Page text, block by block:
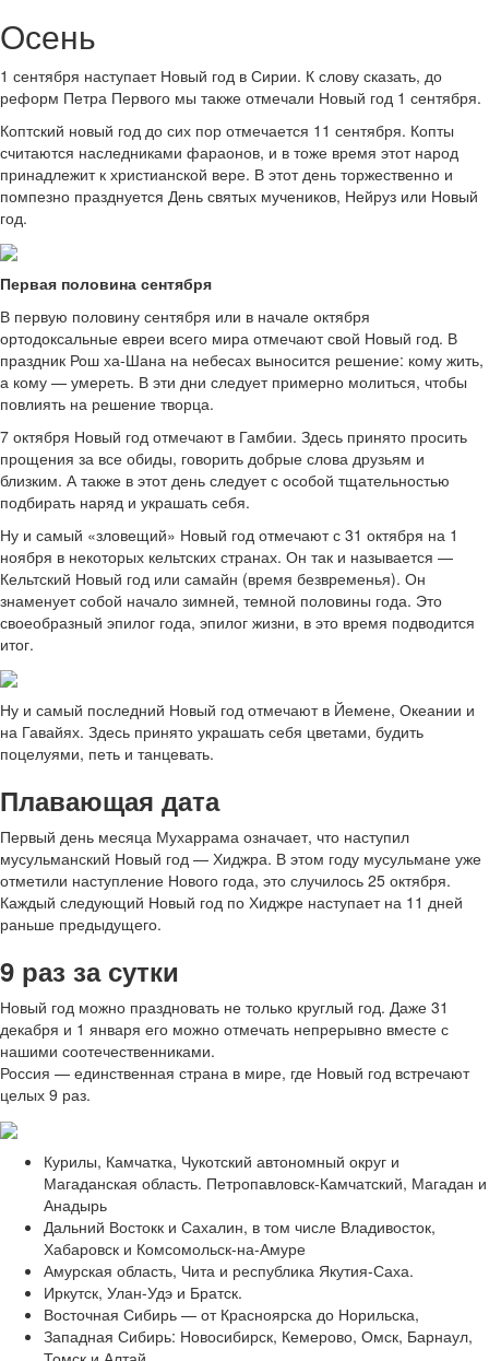
Осень
1 сентября наступает Новый год в Сирии. К слову сказать, до
реформ Петра Первого мы также отмечали Новый год 1 сентября.
Коптский новый год до сих пор отмечается 11 сентября. Копты
считаются наследниками фараонов, и в тоже время этот народ
принадлежит к христианской вере. В этот день торжественно и
помпезно празднуется День святых мучеников, Нейруз или Новый
год.
Первая половина сентября
В первую половину сентября или в начале октября
ортодоксальные евреи всего мира отмечают свой Новый год. В
праздник Рош ха-Шана на небесах выносится решение: кому жить,
а кому — умереть. В эти дни следует примерно молиться, чтобы
повлиять на решение творца.
7 октября Новый год отмечают в Гамбии. Здесь принято просить
прощения за все обиды, говорить добрые слова друзьям и
близким. А также в этот день следует с особой тщательностью
подбирать наряд и украшать себя.
Ну и самый «зловещий» Новый год отмечают с 31 октября на 1
ноября в некоторых кельтских странах. Он так и называется —
Кельтский Новый год или самайн (время безвременья). Он
знаменует собой начало зимней, темной половины года. Это
своеобразный эпилог года, эпилог жизни, в это время подводится
итог.
Ну и самый последний Новый год отмечают в Йемене, Океании и
на Гавайях. Здесь принято украшать себя цветами, будить
поцелуями, петь и танцевать.
Плавающая дата
Первый день месяца Мухаррама означает, что наступил
мусульманский Новый год — Хиджра. В этом году мусульмане уже
отметили наступление Нового года, это случилось 25 октября.
Каждый следующий Новый год по Хиджре наступает на 11 дней
раньше предыдущего.
9 раз за сутки
Новый год можно праздновать не только круглый год. Даже 31
декабря и 1 января его можно отмечать непрерывно вместе с
нашими соотечественниками.
Россия — единственная страна в мире, где Новый год встречают
целых 9 раз.
Курилы, Камчатка, Чукотский автономный округ и
Магаданская область. Петропавловск-Камчатский, Магадан и
Анадырь
Дальний Востокк и Сахалин, в том числе Владивосток,
Хабаровск и Комсомольск-на-Амуре
Амурская область, Чита и республика Якутия-Саха.
Иркутск, Улан-Удэ и Братск.
Восточная Сибирь — от Красноярска до Норильска,
Западная Сибирь: Новосибирск, Кемерово, Омск, Барнаул,